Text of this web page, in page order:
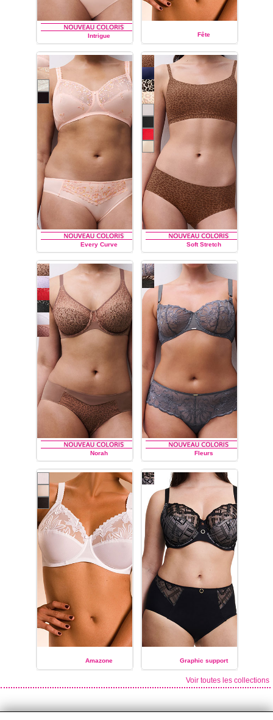
Intrigue
CHANTELLE
Fête
CHANTELLE
Every Curve
CHANTELLE
Soft Stretch
CHANTELLE
Norah
CHANTELLE
Fleurs
CHANTELLE
Amazone Graphic support
CHANTELLE
Voir toutes les collections